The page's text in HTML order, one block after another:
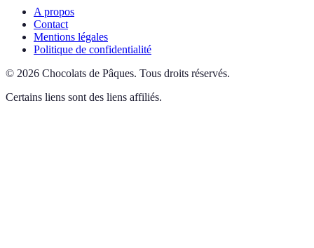
A propos
Contact
Mentions légales
Politique de confidentialité
© 2026 Chocolats de Pâques. Tous droits réservés.
Certains liens sont des liens affiliés.